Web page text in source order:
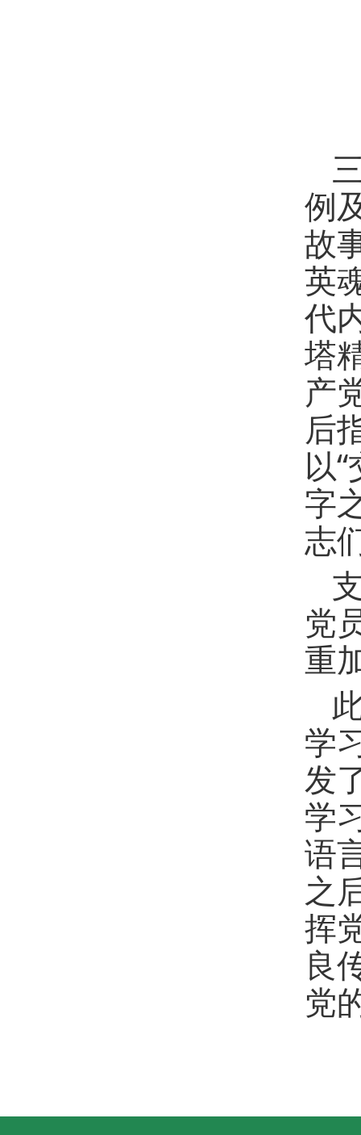
例
故
英
代
塔
产
后
以
字
志
党
重
学
发
学
语
之
挥
良
党